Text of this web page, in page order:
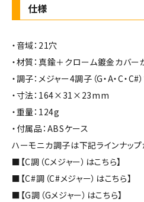
仕様
・音域：21穴
・材質：真鍮＋クローム鍍金カバー
・調子：メジャー4調子（G・A・C・
・寸法：164×31×23mm
・重量：124g
・付属品：ABSケース
ハーモニカ調子は下記ラインナップ
■【C調（Cメジャー）はこちら】
■【C#調（C#メジャー）はこちら】
■【G調（Gメジャー）はこちら】